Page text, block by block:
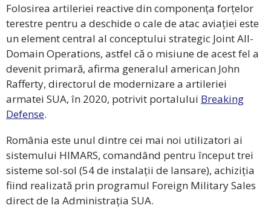
Folosirea artileriei reactive din componența forțelor
terestre pentru a deschide o cale de atac aviației este
un element central al conceptului strategic Joint All-
Domain Operations, astfel că o misiune de acest fel a
devenit primară, afirma generalul american John
Rafferty, directorul de modernizare a artileriei
armatei SUA, în 2020, potrivit portalului Breaking
Defense.
România este unul dintre cei mai noi utilizatori ai
sistemului HIMARS, comandând pentru început trei
sisteme sol-sol (54 de instalații de lansare), achiziția
fiind realizată prin programul Foreign Military Sales
direct de la Administrația SUA.